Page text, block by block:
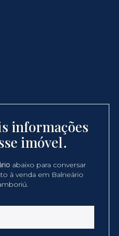
informações
imóvel.
abaixo para conversar
à venda em Balneário